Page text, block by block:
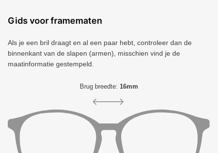
Gids voor framematen
Als je een bril draagt ​​en al een paar hebt, controleer dan de
binnenkant van de slapen (armen), misschien vind je de
maatinformatie gestempeld.
Brug breedte: 16mm